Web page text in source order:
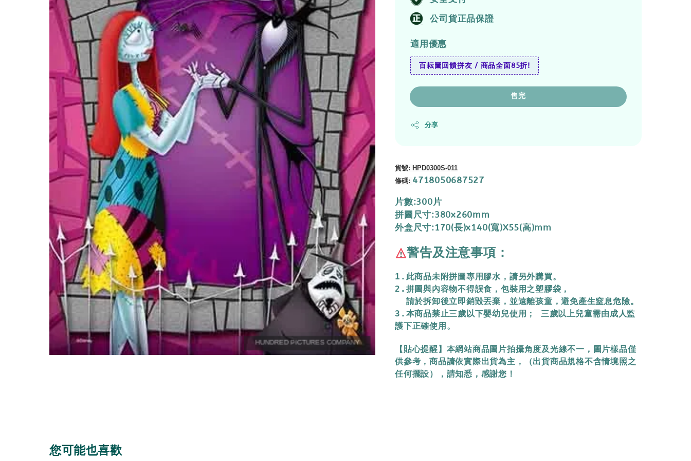
公司貨正品保證
適用優惠
百耘圖回饋拼友 / 商品全面85折!
售完
分享
貨號: HPD0300S-011
條碼: 4718050687527
片數:300片
拼圖尺寸:380x260mm
外盒尺寸:170(長)x140(寬)X55(高)mm
警告及注意事項：
1.此商品未附拼圖專用膠水，請另外購買。
2.拼圖與內容物不得誤食，包裝用之塑膠袋，
  請於拆卸後立即銷毀丟棄，
並遠離孩童，避免產生窒息危險。
3.本商品禁止三歲以下嬰幼兒使用； 三歲以上兒童需由成人監
護下正確使用。
【貼心提醒】本網站商品圖片拍攝角度及光線不一，圖片樣品僅
供參考，商品請依實際出貨為主，（出貨商品規格不含情境照之
任何擺設），請知悉，感謝您！
您可能也喜歡